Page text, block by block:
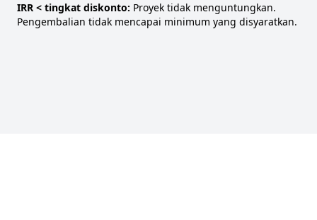
IRR < tingkat diskonto: Proyek tidak menguntungkan.
Pengembalian tidak mencapai minimum yang disyaratkan.